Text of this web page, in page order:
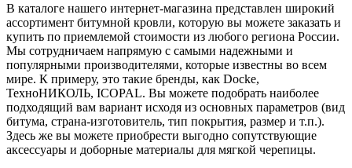
В каталоге нашего интернет-магазина представлен широкий
ассортимент битумной кровли, которую вы можете заказать и
купить по приемлемой стоимости из любого региона России.
Мы сотрудничаем напрямую с самыми надежными и
популярными производителями, которые известны во всем
мире. К примеру, это такие бренды, как Docke,
ТехноНИКОЛЬ, ICOPAL. Вы можете подобрать наиболее
подходящий вам вариант исходя из основных параметров (вид
битума, страна-изготовитель, тип покрытия, размер и т.п.).
Здесь же вы можете приобрести выгодно сопутствующие
аксессуары и доборные материалы для мягкой черепицы.